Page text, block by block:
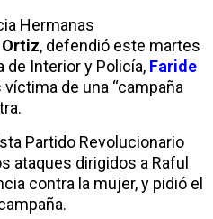
Hermanas
, defendió este martes
de Interior y Policía, Faride
de una “campaña
Partido Revolucionario
ataques dirigidos a Raful
contra la mujer, y pidió el